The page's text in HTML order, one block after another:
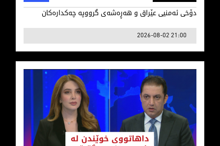
دۆخی ئه‌منیی عێراق و هه‌ڕه‌شه‌ی‌ گرووپه‌ چه‌كداره‌كان
2026-08-02 21:00